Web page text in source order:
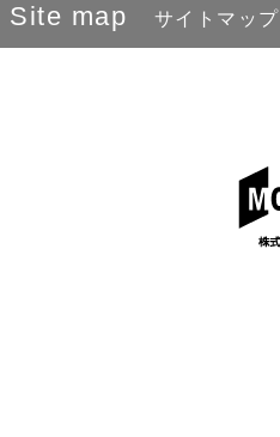
Site map サイトマップ